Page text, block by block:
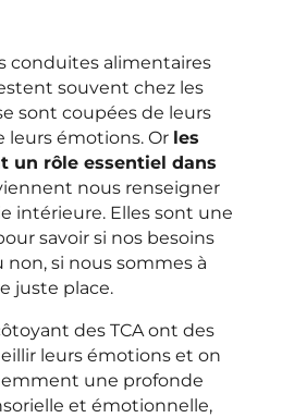
conduites alimentaires
souvent chez les
sont coupées de leurs
leurs émotions. Or les
un rôle essentiel dans
nous renseigner
intérieure. Elles sont une
savoir si nos besoins
si nous sommes à
juste place.
des TCA ont des
leurs émotions et on
une profonde
et émotionnelle,